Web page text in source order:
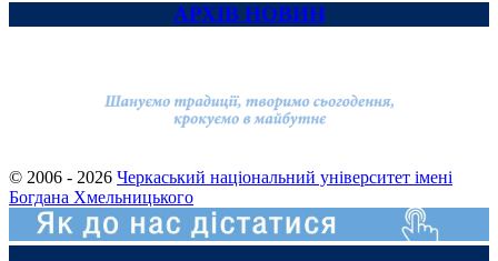
АРХІВ НОВИН
© 2006 - 2026 Черкаський національний університет імені
Богдана Хмельницького